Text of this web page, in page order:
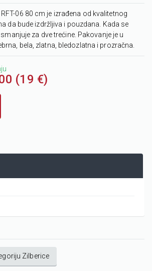
06 80 cm je izrađena od kvalitetnog
da bude izdržljiva i pouzdana. Kada se
za dve trećine. Pakovanje je u
bela, zlatna, bledozlatna i prozračna.
(19 €)
Zilberice